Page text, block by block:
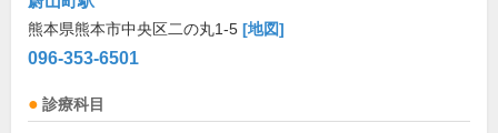
熊本県熊本市中央区二の丸1-5 [地図]
096-353-6501
診療科目